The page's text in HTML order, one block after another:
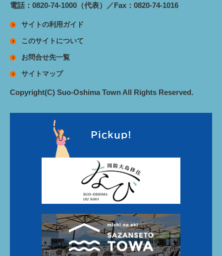
電話：0820-74-1000（代表）／Fax：0820-74-1016
サイトの利用ガイド
このサイトについて
お問合せ先一覧
サイトマップ
Copyright(C) Suo-Oshima Town All Rights Reserved.